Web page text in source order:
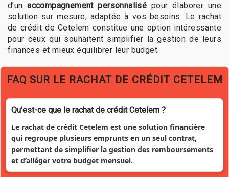
d’unaccompagnement personnalisé pour élaborer une
solution sur mesure, adaptée à vos besoins. Le rachat
de crédit de Cetelem constitue une option intéressante
pour ceux qui souhaitent simplifier la gestion de leurs
finances et mieux équilibrer leur budget.
FAQ SUR LE RACHAT DE CRÉDIT CETELEM
Qu'est-ce que le rachat de crédit Cetelem ?
Le rachat de crédit Cetelem est une solution financière
qui regroupe plusieurs emprunts en un seul contrat,
permettant de simplifier la gestion des remboursements
et d’alléger votre budget mensuel.